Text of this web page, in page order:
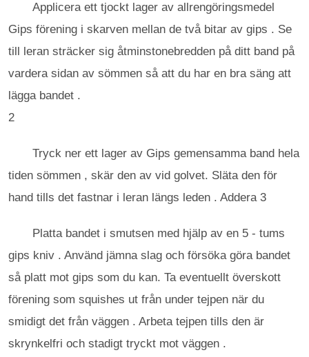
Applicera ett tjockt lager av allrengöringsmedel
Gips förening i skarven mellan de två bitar av gips . Se
till leran sträcker sig åtminstonebredden på ditt band på
vardera sidan av sömmen så att du har en bra säng att
lägga bandet .
2
Tryck ner ett lager av Gips gemensamma band hela
tiden sömmen , skär den av vid golvet. Släta den för
hand tills det fastnar i leran längs leden . Addera 3
Platta bandet i smutsen med hjälp av en 5 - tums
gips kniv . Använd jämna slag och försöka göra bandet
så platt mot gips som du kan. Ta eventuellt överskott
förening som squishes ut från under tejpen när du
smidigt det från väggen . Arbeta tejpen tills den är
skrynkelfri och stadigt tryckt mot väggen .